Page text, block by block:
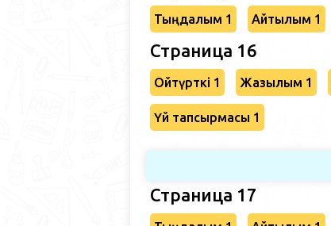
Тыңдалым 1 Айтылым 1
Страница 16
Ойтүрткі 1 Жазылым 1
Үй тапсырмасы 1
Страница 17